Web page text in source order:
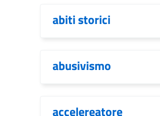
abiti storici
abusivismo
accelereatore